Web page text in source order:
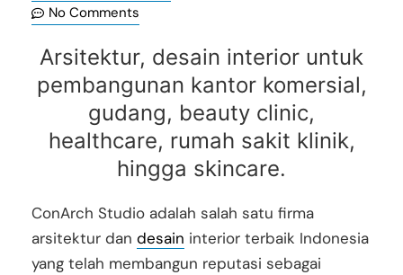
No Comments
Arsitektur, desain interior untuk
pembangunan kantor komersial,
gudang, beauty clinic,
healthcare, rumah sakit klinik,
hingga skincare.
ConArch Studio adalah salah satu firma
arsitektur dan desain interior terbaik Indonesia
yang telah membangun reputasi sebagai